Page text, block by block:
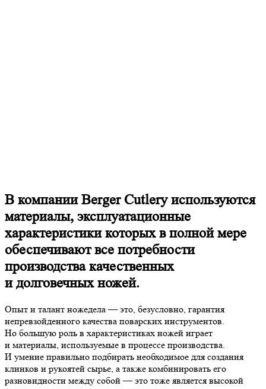
В компании Berger Cutlery используются
материалы, эксплуатационные
характеристики которых в полной мере
обеспечивают все потребности
производства качественных
и долговечных ножей.
Опыт и талант ножедела — это, безусловно, гарантия
непревзойденного качества поварских инструментов.
Но большую роль в характеристиках ножей играет
и материалы, используемые в процессе производства.
И умение правильно подбирать необходимое для создания
клинков и рукоятей сырье, а также комбинировать его
разновидности между собой — это тоже является высокой